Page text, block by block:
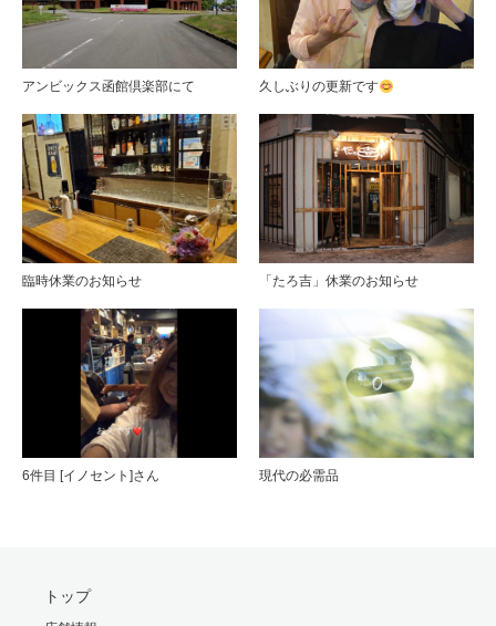
アンビックス函館倶楽部にて 久しぶりの更新です
臨時休業のお知らせ 「たろ吉」休業のお知らせ
6件目 [イノセント]さん 現代の必需品
トップ